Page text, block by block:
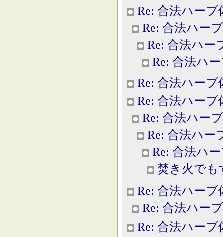
Re: 合法ハーブ
Re: 合法ハー
Re: 合法ハー
Re: 合法ハ
Re: 合法ハーブ
Re: 合法ハーブ
Re: 合法ハー
Re: 合法ハー
Re: 合法ハ
焚き火でも
Re: 合法ハーブ
Re: 合法ハー
Re: 合法ハーブ